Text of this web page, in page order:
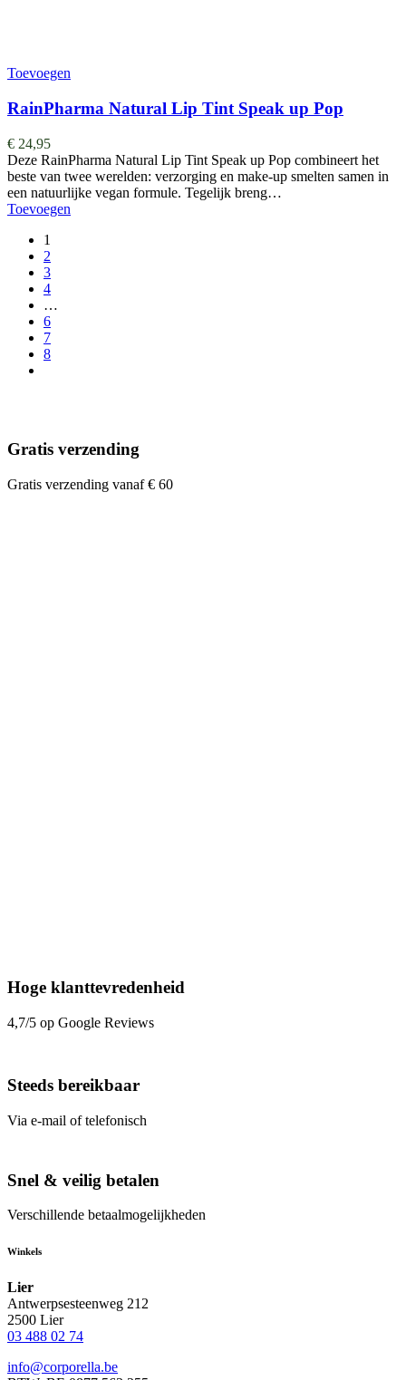
Toevoegen
RainPharma Natural Lip Tint Speak up Pop
€ 24,95
Deze RainPharma Natural Lip Tint Speak up Pop combineert het
beste van twee werelden: verzorging en make-up smelten samen in
een natuurlijke vegan formule. Tegelijk breng…
Toevoegen
1
2
3
4
…
6
7
8
Gratis verzending
Gratis verzending vanaf € 60
Hoge klanttevredenheid
4,7/5 op Google Reviews
Steeds bereikbaar
Via e-mail of telefonisch
Snel & veilig betalen
Verschillende betaalmogelijkheden
Winkels
Lier
Antwerpsesteenweg 212
2500 Lier
03 488 02 74
info@corporella.be